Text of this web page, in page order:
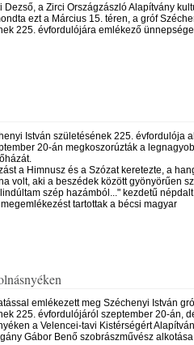
Dezső, a Zirci Országzászló Alapítvány
ezt a Március 15. téren, a gróf
225. évfordulójára emlékező
István születésének 225. évfordulója
20-án megkoszorúzták a
a Himnusz és a Szózat keretezte, a
volt, aki a beszédek között gyönyörűen
szép hazámból..." kezdetű
tartottak a bécsi magyar
emlékezett meg Széchenyi István
225. évfordulójáról szeptember 20-án,
a Velencei-tavi Kistérségért
Gábor Benő szobrászművész